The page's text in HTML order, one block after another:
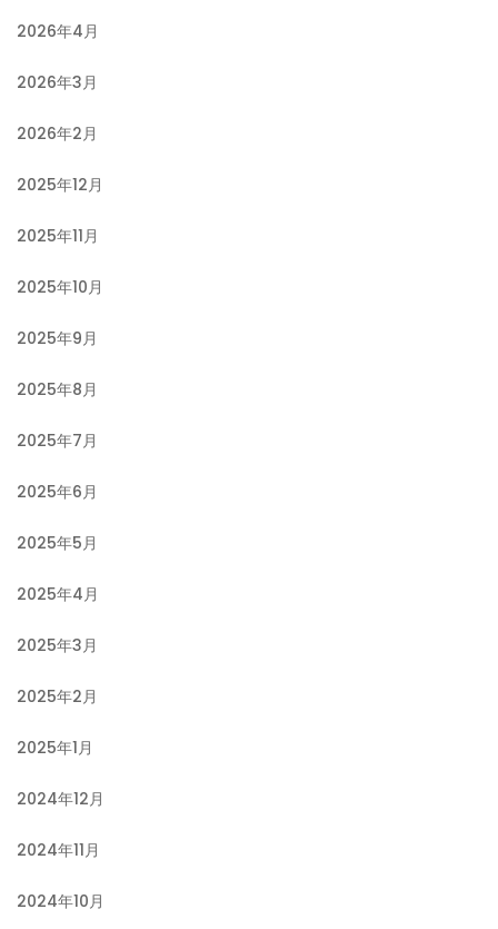
2026年4月
2026年3月
2026年2月
2025年12月
2025年11月
2025年10月
2025年9月
2025年8月
2025年7月
2025年6月
2025年5月
2025年4月
2025年3月
2025年2月
2025年1月
2024年12月
2024年11月
2024年10月